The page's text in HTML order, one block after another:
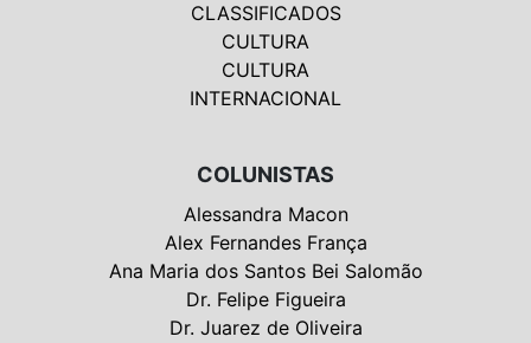
CLASSIFICADOS
CULTURA
CULTURA
INTERNACIONAL
COLUNISTAS
Alessandra Macon
Alex Fernandes França
Ana Maria dos Santos Bei Salomão
Dr. Felipe Figueira
Dr. Juarez de Oliveira